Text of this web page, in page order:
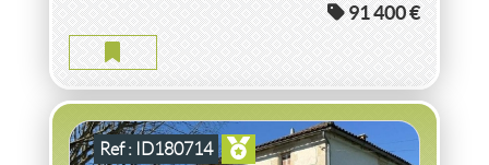
91 400 €
Ref : ID180714
MAISON VILLEFAGNAN
3pièce(s)-86m2 ( Terrain1 933m2)